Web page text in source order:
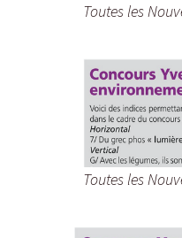
Toutes les
Toutes les